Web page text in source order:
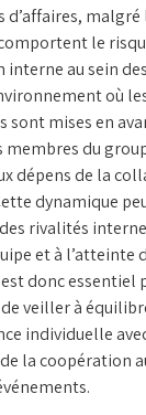
d’affaires,
le
au sein
où
sont mises en
membres du
dépens de la
dynamique
rivalités
et à l’atteinte
donc essentiel
veiller à
individuelle
la coopération